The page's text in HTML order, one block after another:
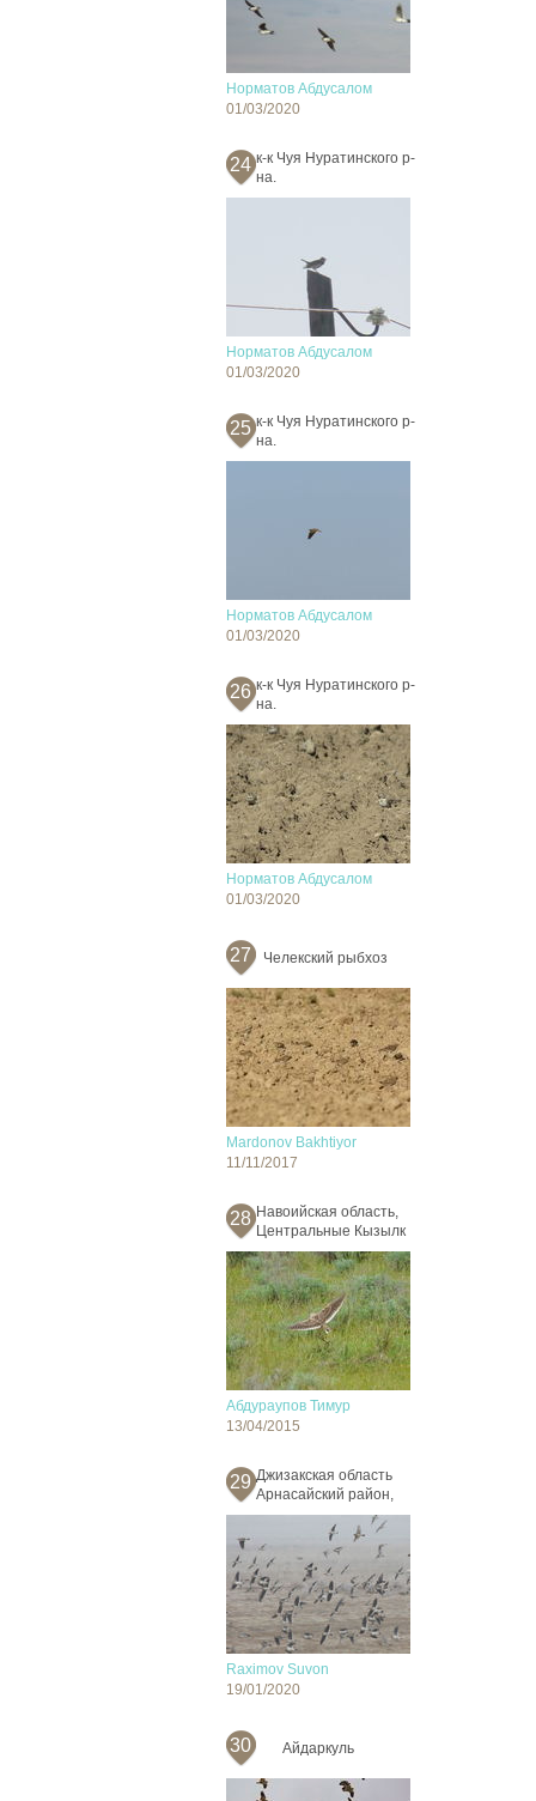
Норматов Абдусалом
01/03/2020
24 к-к Чуя Нуратинского р-
на.
Норматов Абдусалом
01/03/2020
25 к-к Чуя Нуратинского р-
на.
Норматов Абдусалом
01/03/2020
26 к-к Чуя Нуратинского р-
на.
Норматов Абдусалом
01/03/2020
27 Челекский рыбхоз
Mardonov Bakhtiyor
11/11/2017
28 Навоийская область,
Центральные Кызылк
Абдураупов Тимур
13/04/2015
29 Джизакская область
Арнасайский район,
Raximov Suvon
19/01/2020
30 Айдаркуль